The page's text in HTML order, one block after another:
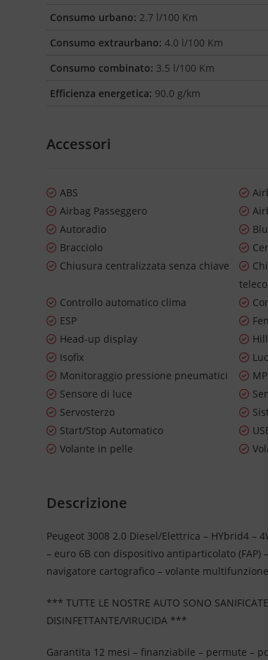
Consumo urbano: 2.7 l/100 Km
Consumo extraurbano: 4.0 l/100 Km
Consumo combinato: 3.5 l/100 Km
Efficienza energetica: 90.0 g/km
Accessori
ABS
Airbag Passeggero
Autoradio
Bracciolo
Chiusura centralizzata senza chiave
Controllo automatico clima
ESP
Head-up display
Isofix
Monitoraggio pressione pneumatici
Sensore di luce
Servosterzo
Start/Stop Automatico
Volante in pelle
Descrizione
Peugeot 3008 2.0 Diesel/Elettrica – HYbrid4
– euro 6B con dispositivo antiparticolato
navigatore cartografico – volante
*** TUTTE LE NOSTRE AUTO SONO
DISINFETTANTE/VIRUCIDA ***
Garantita 12 mesi – finanziabile – permute –